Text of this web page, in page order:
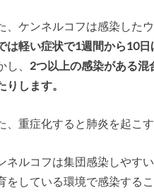
、ケンネルコフは感染した
は軽い症状で1週間から10日
し、 2つ以上の感染がある
りします。
、重症化すると肺炎を起こ
ネルコフは集団感染しやす
をしている環境で感染するこ